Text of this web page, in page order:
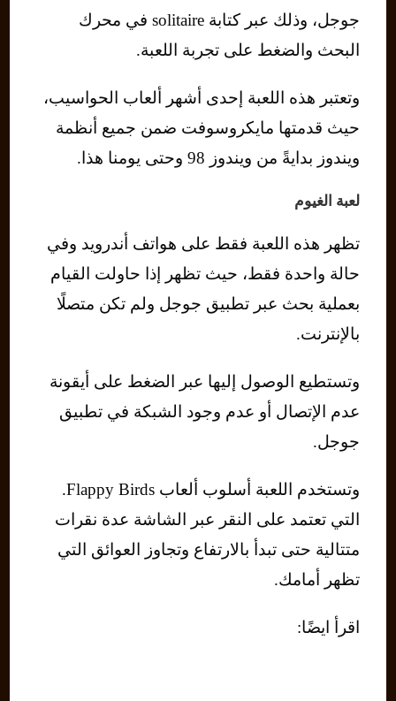
جوجل، وذلك عبر كتابة solitaire في محرك
البحث والضغط على تجربة اللعبة.
وتعتبر هذه اللعبة إحدى أشهر ألعاب الحواسيب،
حيث قدمتها مايكروسوفت ضمن جميع أنظمة
ويندوز بدايةً من ويندوز 98 وحتى يومنا هذا.
لعبة الغيوم
تظهر هذه اللعبة فقط على هواتف أندرويد وفي
حالة واحدة فقط، حيث تظهر إذا حاولت القيام
بعملية بحث عبر تطبيق جوجل ولم تكن متصلًا
بالإنترنت.
وتستطيع الوصول إليها عبر الضغط على أيقونة
عدم الإتصال أو عدم وجود الشبكة في تطبيق
جوجل.
وتستخدم اللعبة أسلوب ألعاب Flappy Birds.
التي تعتمد على النقر عبر الشاشة عدة نقرات
متتالية حتى تبدأ بالارتفاع وتجاوز العوائق التي
تظهر أمامك.
اقرأ ايضًا: